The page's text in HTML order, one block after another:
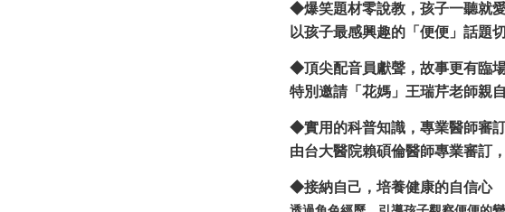
◆爆笑題材零說教，孩子一聽就
以孩子最感興趣的「便便」話題
◆頂尖配音員獻聲，故事更有臨
特別邀請「花媽」王瑞芹老師親
◆實用的科普知識，專業醫師審
由台大醫院賴碩倫醫師專業審訂
◆接納自己，培養健康的自信心